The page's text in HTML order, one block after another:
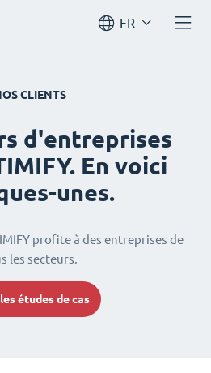
FR
CLIENTS
d'entreprises
En voici
unes.
profite à des entreprises de
les secteurs.
études de cas